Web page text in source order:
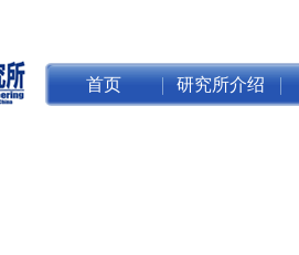
首页 研究所介绍